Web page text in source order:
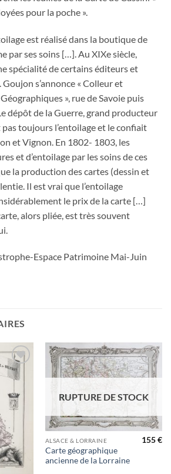
pour la poche ».
est réalisé dans la boutique de
par ses soins […]. Au XIXe siècle,
spécialité de certains éditeurs et
s’annonce « Colleur et
», rue de Savoie puis
dépôt de la Guerre, grand producteur
toujours l’entoilage et le confiait
et Vignon. En 1802- 1803, les
et d’entoilage par les soins de ces
la production des cartes (dessin et
Il est vrai que l’entoilage
le prix de la carte […]
alors pliée, est très souvent
Espace Patrimoine Mai-Juin
Ajouter
à la
Ajouter
à la
RUPTURE DE STOCK
ALSACE & LORRAINE
Carte géographique
ancienne de la Lorraine
155€